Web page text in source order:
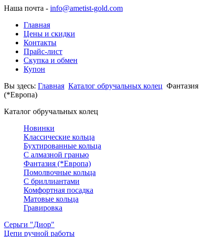
Наша почта - info@ametist-gold.com
Главная
Цены и скидки
Контакты
Прайс-лист
Скупка и обмен
Купон
Вы здесь: Главная Каталог обручальных колец Фантазия
(*Европа)
Каталог обручальных колец
Новинки
Классические кольца
Бухтированные кольца
С алмазной гранью
Фантазия (*Европа)
Помолвочные кольца
С бриллиантами
Комфортная посадка
Матовые кольца
Гравировка
Серьги "Диор"
Цепи ручной работы